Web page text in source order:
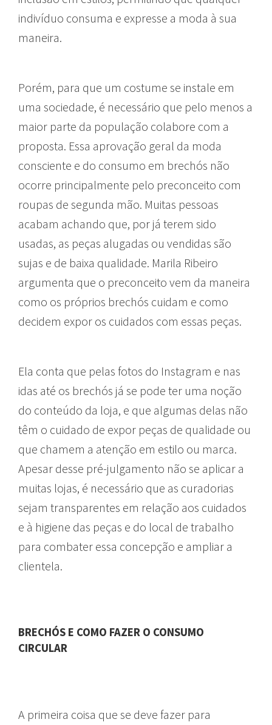
indivíduo consuma e expresse a moda à sua
maneira.
Porém, para que um costume se instale em
uma sociedade, é necessário que pelo menos a
maior parte da população colabore com a
proposta. Essa aprovação geral da moda
consciente e do consumo em brechós não
ocorre principalmente pelo preconceito com
roupas de segunda mão. Muitas pessoas
acabam achando que, por já terem sido
usadas, as peças alugadas ou vendidas são
sujas e de baixa qualidade. Marila Ribeiro
argumenta que o preconceito vem da maneira
como os próprios brechós cuidam e como
decidem expor os cuidados com essas peças.
Ela conta que pelas fotos do Instagram e nas
idas até os brechós já se pode ter uma noção
do conteúdo da loja, e que algumas delas não
têm o cuidado de expor peças de qualidade ou
que chamem a atenção em estilo ou marca.
Apesar desse pré-julgamento não se aplicar a
muitas lojas, é necessário que as curadorias
sejam transparentes em relação aos cuidados
e à higiene das peças e do local de trabalho
para combater essa concepção e ampliar a
clientela.
BRECHÓS E COMO FAZER O CONSUMO
CIRCULAR
A primeira coisa que se deve fazer para